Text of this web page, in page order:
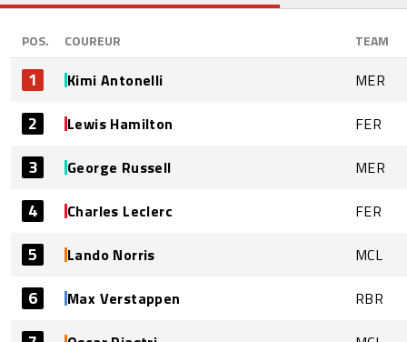
POS. COUREUR TEAM
1 Kimi Antonelli MER
2 Lewis Hamilton FER
3 George Russell MER
4 Charles Leclerc FER
5 Lando Norris MCL
6 Max Verstappen RBR